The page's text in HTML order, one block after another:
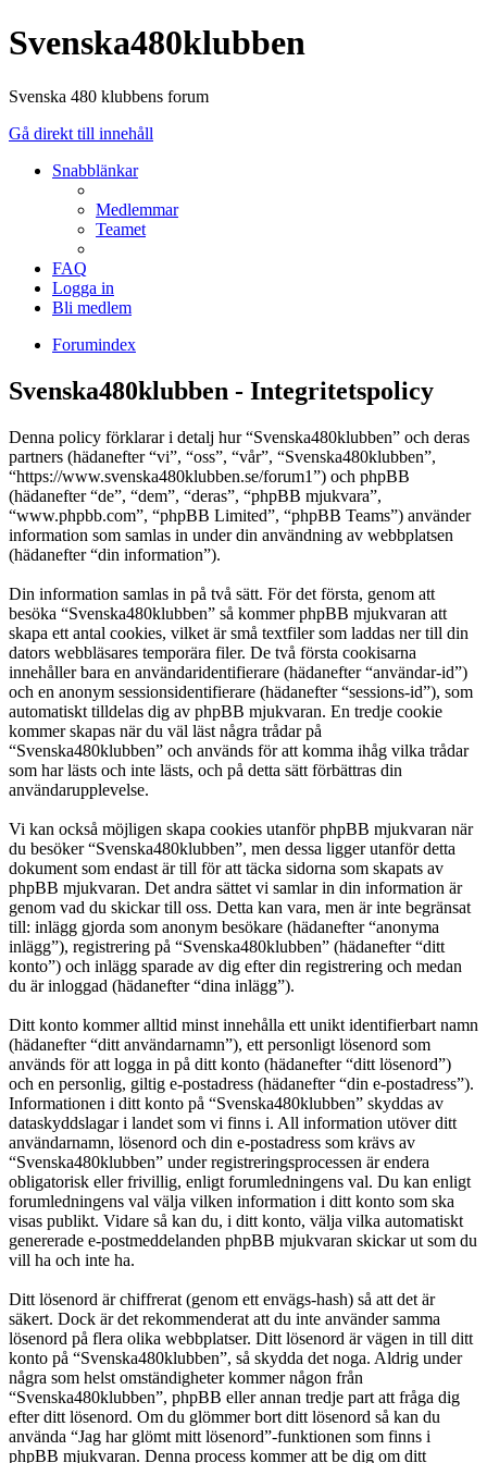
Svenska480klubben
Svenska 480 klubbens forum
Gå direkt till innehåll
Snabblänkar
Medlemmar
Teamet
FAQ
Logga in
Bli medlem
Forumindex
Svenska480klubben - Integritetspolicy
Denna policy förklarar i detalj hur “Svenska480klubben” och deras
partners (hädanefter “vi”, “oss”, “vår”, “Svenska480klubben”,
“https://www.svenska480klubben.se/forum1”) och phpBB
(hädanefter “de”, “dem”, “deras”, “phpBB mjukvara”,
“www.phpbb.com”, “phpBB Limited”, “phpBB Teams”) använder
information som samlas in under din användning av webbplatsen
(hädanefter “din information”).
Din information samlas in på två sätt. För det första, genom att
besöka “Svenska480klubben” så kommer phpBB mjukvaran att
skapa ett antal cookies, vilket är små textfiler som laddas ner till din
dators webbläsares temporära filer. De två första cookisarna
innehåller bara en användaridentifierare (hädanefter “användar-id”)
och en anonym sessionsidentifierare (hädanefter “sessions-id”), som
automatiskt tilldelas dig av phpBB mjukvaran. En tredje cookie
kommer skapas när du väl läst några trådar på
“Svenska480klubben” och används för att komma ihåg vilka trådar
som har lästs och inte lästs, och på detta sätt förbättras din
användarupplevelse.
Vi kan också möjligen skapa cookies utanför phpBB mjukvaran när
du besöker “Svenska480klubben”, men dessa ligger utanför detta
dokument som endast är till för att täcka sidorna som skapats av
phpBB mjukvaran. Det andra sättet vi samlar in din information är
genom vad du skickar till oss. Detta kan vara, men är inte begränsat
till: inlägg gjorda som anonym besökare (hädanefter “anonyma
inlägg”), registrering på “Svenska480klubben” (hädanefter “ditt
konto”) och inlägg sparade av dig efter din registrering och medan
du är inloggad (hädanefter “dina inlägg”).
Ditt konto kommer alltid minst innehålla ett unikt identifierbart namn
(hädanefter “ditt användarnamn”), ett personligt lösenord som
används för att logga in på ditt konto (hädanefter “ditt lösenord”)
och en personlig, giltig e-postadress (hädanefter “din e-postadress”).
Informationen i ditt konto på “Svenska480klubben” skyddas av
dataskyddslagar i landet som vi finns i. All information utöver ditt
användarnamn, lösenord och din e-postadress som krävs av
“Svenska480klubben” under registreringsprocessen är endera
obligatorisk eller frivillig, enligt forumledningens val. Du kan enligt
forumledningens val välja vilken information i ditt konto som ska
visas publikt. Vidare så kan du, i ditt konto, välja vilka automatiskt
genererade e-postmeddelanden phpBB mjukvaran skickar ut som du
vill ha och inte ha.
Ditt lösenord är chiffrerat (genom ett envägs-hash) så att det är
säkert. Dock är det rekommenderat att du inte använder samma
lösenord på flera olika webbplatser. Ditt lösenord är vägen in till ditt
konto på “Svenska480klubben”, så skydda det noga. Aldrig under
några som helst omständigheter kommer någon från
“Svenska480klubben”, phpBB eller annan tredje part att fråga dig
efter ditt lösenord. Om du glömmer bort ditt lösenord så kan du
använda “Jag har glömt mitt lösenord”-funktionen som finns i
phpBB mjukvaran. Denna process kommer att be dig om ditt